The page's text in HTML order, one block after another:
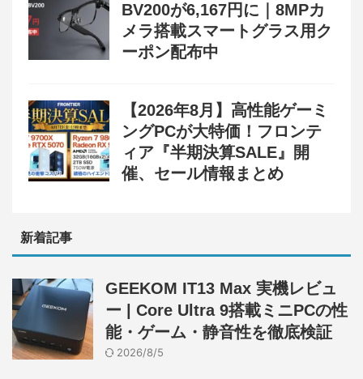
BV200が6,167円に｜8MPカ
メラ搭載スマートグラス用ク
ーポン配布中
【2026年8月】高性能ゲーミ
ングPCが大特価！フロンテ
ィア『半期決算SALE』開
催、セール情報まとめ
新着記事
GEEKOM IT13 Max 実機レビュ
ー | Core Ultra 9搭載ミニPCの性
能・ゲーム・静音性を徹底検証
2026/8/5